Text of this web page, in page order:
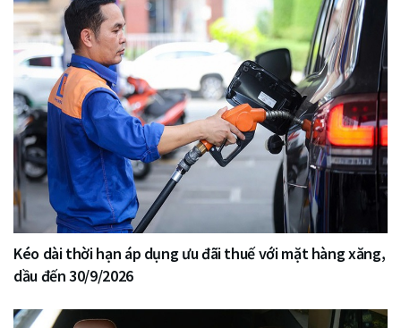
Kéo dài thời hạn áp dụng ưu đãi thuế với mặt hàng xăng,
dầu đến 30/9/2026